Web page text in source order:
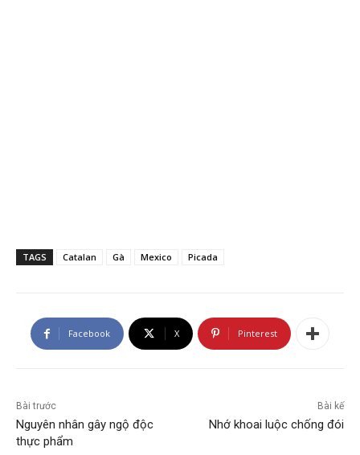
TAGS Catalan Gà Mexico Picada
Facebook X Pinterest
Bài trước
Nguyên nhân gây ngộ độc
thực phẩm
Bài kế
Nhớ khoai luộc chống đói